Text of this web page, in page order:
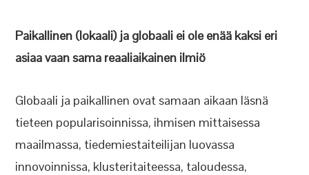
Paikallinen (lokaali) ja globaali ei ole enää kaksi eri
asiaa vaan sama reaaliaikainen ilmiö
Globaali ja paikallinen ovat samaan aikaan läsnä
tieteen popularisoinnissa, ihmisen mittaisessa
maailmassa, tiedemiestaiteilijan luovassa
innovoinnissa, klusteritaiteessa, taloudessa,